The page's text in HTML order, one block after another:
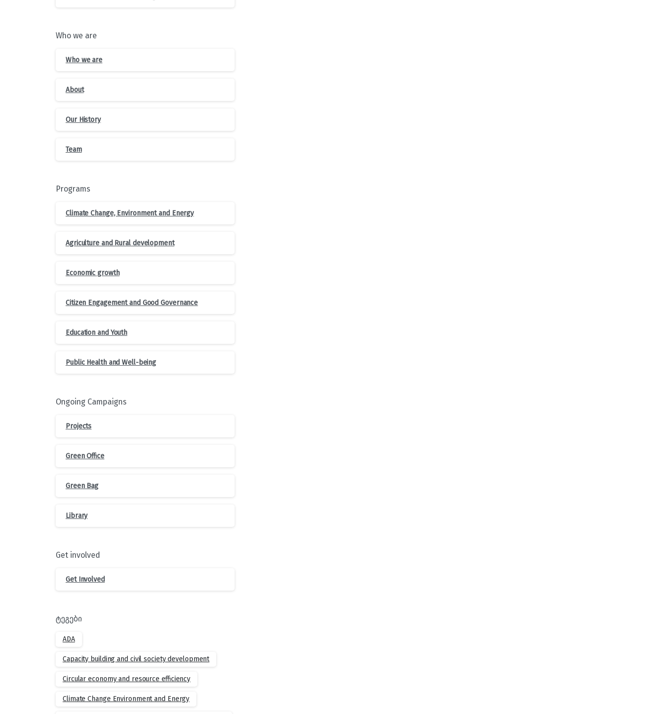
Who we are
Who we are
About
Our History
Team
Programs
Climate Change, Environment and Energy
Agriculture and Rural development
Economic growth
Citizen Engagement and Good Governance
Education and Youth
Public Health and Well-being
Ongoing Campaigns
Projects
Green Office
Green Bag
Library
Get involved
Get Involved
ტეგები
ADA
Capacity building and civil society development
Circular economy and resource efficiency
Climate Change Environment and Energy